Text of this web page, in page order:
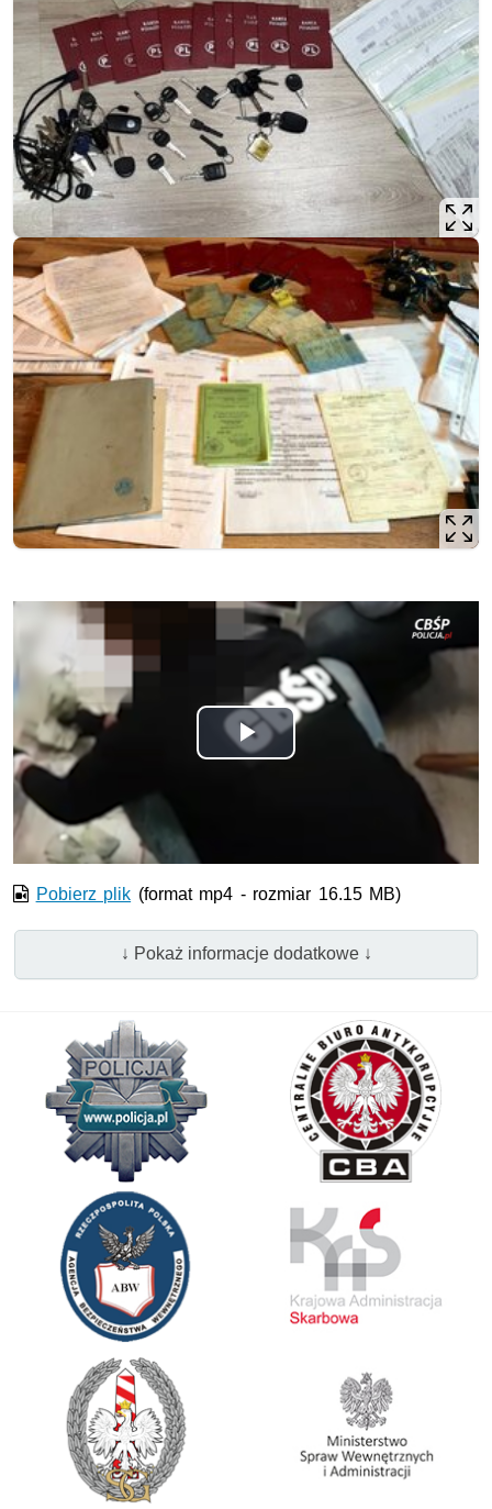
Odtwórz
Pobierz plik (format mp4 - rozmiar 16.15 MB)
↓ Pokaż informacje dodatkowe ↓